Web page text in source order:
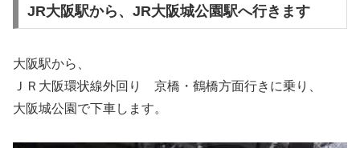
JR大阪駅から、JR大阪城公園駅へ行きます
大阪駅から、
ＪＲ大阪環状線外回り 京橋・鶴橋方面行きに乗り、
大阪城公園で下車します。